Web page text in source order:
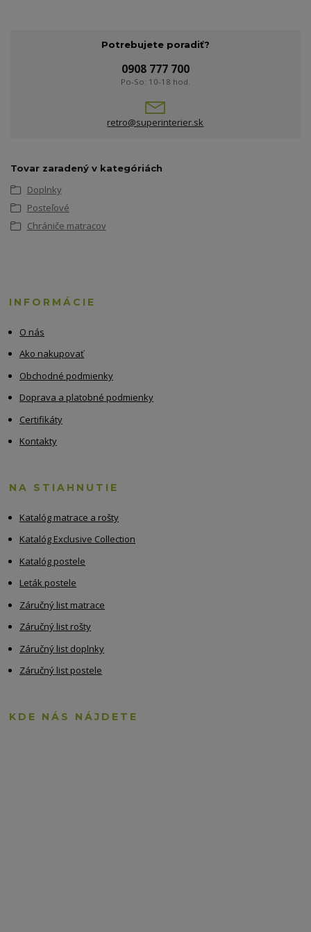
Potrebujete poradiť?
0908 777 700
Po-So: 10-18 hod.
retro@superinterier.sk
Tovar zaradený v kategóriách
Doplnky
Posteľové
Chrániče matracov
INFORMÁCIE
O nás
Ako nakupovať
Obchodné podmienky
Doprava a platobné podmienky
Certifikáty
Kontakty
NA STIAHNUTIE
Katalóg matrace a rošty
Katalóg Exclusive Collection
Katalóg postele
Leták postele
Záručný list matrace
Záručný list rošty
Záručný list doplnky
Záručný list postele
KDE NÁS NÁJDETE